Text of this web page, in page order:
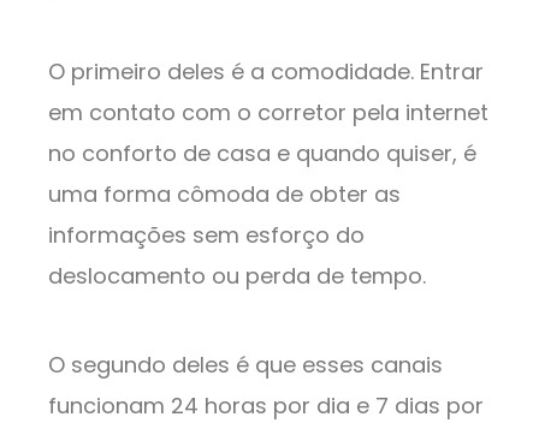
O primeiro deles é a comodidade. Entrar
em contato com o corretor pela internet
no conforto de casa e quando quiser, é
uma forma cômoda de obter as
informações sem esforço do
deslocamento ou perda de tempo.
O segundo deles é que esses canais
funcionam 24 horas por dia e 7 dias por